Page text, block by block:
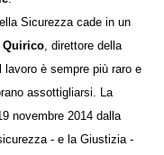
scuole
Sicurezza cade in un
Quirico, direttore della
è sempre più raro e
assottigliarsi. La
novembre 2014 dalla
- e la Giustizia -